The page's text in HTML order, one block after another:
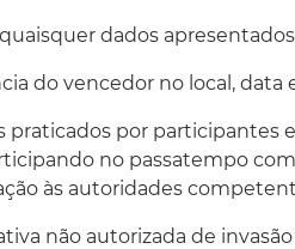
dados
do vencedor no local,
praticados por
no passatempo
às autoridades
não autorizada de